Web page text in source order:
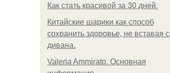
Как стать красивой за 30 дней.
Китайские шарики как способ
сохранить здоровье, не вставая с
дивана.
Valeria Ammirato. Основная